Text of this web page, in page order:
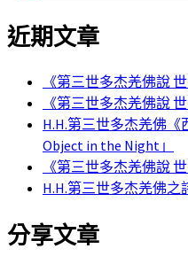
近期文章
《第三世多杰羌佛說
《第三世多杰羌佛說
H.H.第三世多杰羌佛
Object in the Night」
《第三世多杰羌佛說
H.H.第三世多杰羌佛之
分享文章